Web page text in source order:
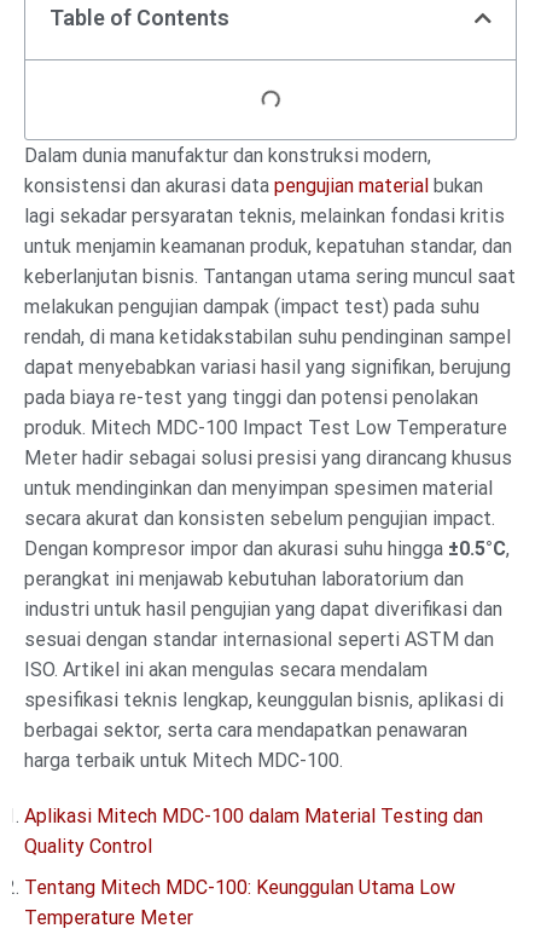
Table of Contents
Dalam dunia manufaktur dan konstruksi modern,
konsistensi dan akurasi data pengujian material bukan
lagi sekadar persyaratan teknis, melainkan fondasi kritis
untuk menjamin keamanan produk, kepatuhan standar, dan
keberlanjutan bisnis. Tantangan utama sering muncul saat
melakukan pengujian dampak (impact test) pada suhu
rendah, di mana ketidakstabilan suhu pendinginan sampel
dapat menyebabkan variasi hasil yang signifikan, berujung
pada biaya re-test yang tinggi dan potensi penolakan
produk. Mitech MDC-100 Impact Test Low Temperature
Meter hadir sebagai solusi presisi yang dirancang khusus
untuk mendinginkan dan menyimpan spesimen material
secara akurat dan konsisten sebelum pengujian impact.
Dengan kompresor impor dan akurasi suhu hingga ±0.5°C,
perangkat ini menjawab kebutuhan laboratorium dan
industri untuk hasil pengujian yang dapat diverifikasi dan
sesuai dengan standar internasional seperti ASTM dan
ISO. Artikel ini akan mengulas secara mendalam
spesifikasi teknis lengkap, keunggulan bisnis, aplikasi di
berbagai sektor, serta cara mendapatkan penawaran
harga terbaik untuk Mitech MDC-100.
Aplikasi Mitech MDC-100 dalam Material Testing dan
Quality Control
Tentang Mitech MDC-100: Keunggulan Utama Low
Temperature Meter